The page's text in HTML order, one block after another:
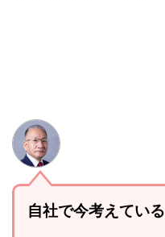
自社で今考えている